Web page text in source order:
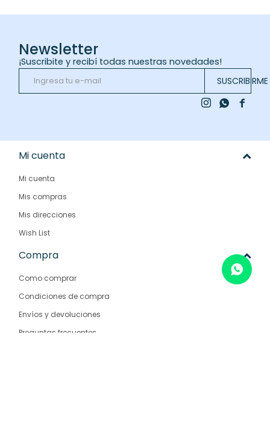
Newsletter
¡Suscribite y recibí todas nuestras novedades!
SUSCRIBIRME

 
Mi cuenta
Mi cuenta
Mis compras
Mis direcciones
Wish List
Compra
Como comprar
Condiciones de compra
Envíos y devoluciones
Preguntas frecuentes